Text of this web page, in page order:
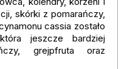
skórki z pomarańczy,
cassia zostało
jeszcze bardziej
grejpfruta oraz